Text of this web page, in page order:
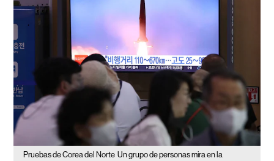
Pruebas de Corea del Norte Un grupo de personas mira en la